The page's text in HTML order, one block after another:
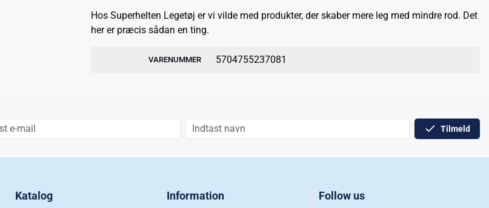
Hos Superhelten Legetøj er vi vilde med produkter, der skaber mere leg med mindre rod. Det
her er præcis sådan en ting.
VARENUMMER 5704755237081
Tilmeld
Katalog Information Follow us